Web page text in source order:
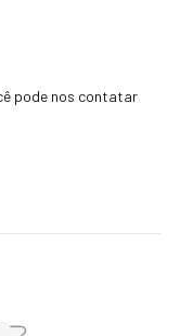
pode nos contatar